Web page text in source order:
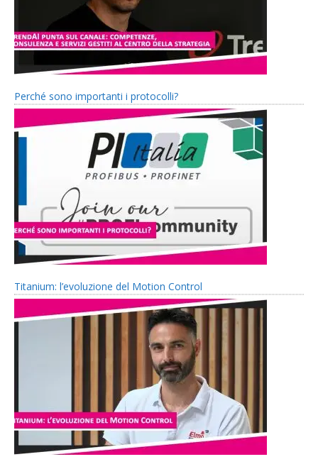
Perché sono importanti i protocolli?
Titanium: l’evoluzione del Motion Control